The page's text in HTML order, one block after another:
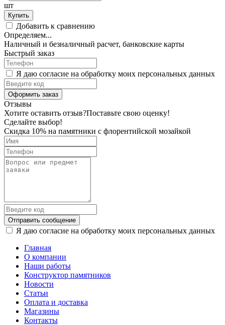
шт
Купить
Добавить к сравнению
Определяем...
Наличный и безналичный расчет, банковские карты
Быстрый заказ
Я даю согласие на обработку моих персональных данных
Оформить заказ
Отзывы
Хотите оставить отзыв?Поставьте свою оценку!
Сделайте выбор!
Скидка 10% на памятники с флорентийской мозайкой
Отправить сообщение
Я даю согласие на обработку моих персональных данных
Главная
О компании
Наши работы
Конструктор памятников
Новости
Статьи
Оплата и доставка
Магазины
Контакты